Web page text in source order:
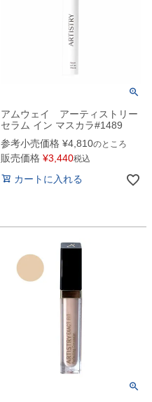
アムウェイ アーティストリー
セラム イン マスカラ#1489
参考小売価格 ¥4,810のところ
販売価格 ¥3,440税込
カートに入れる